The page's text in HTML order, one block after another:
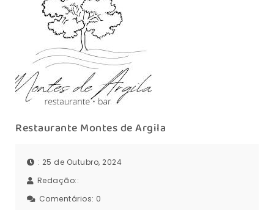
Restaurante Montes de Argila
: 25 de Outubro, 2024
Redação::
Comentários: 0